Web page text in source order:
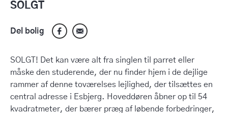
SOLGT
Del bolig
SOLGT! Det kan være alt fra singlen til parret eller
måske den studerende, der nu finder hjem i de dejlige
rammer af denne toværelses lejlighed, der tilsættes en
central adresse i Esbjerg. Hoveddøren åbner op til 54
kvadratmeter, der bærer præg af løbende forbedringer,